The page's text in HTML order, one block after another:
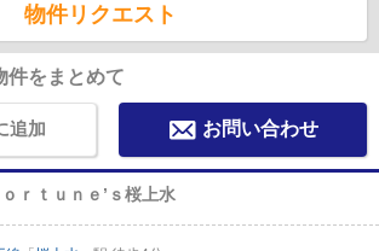
物件リクエスト
件をまとめて
追加 お問い合わせ
ｏｒｔｕｎｅ’ｓ桜上水